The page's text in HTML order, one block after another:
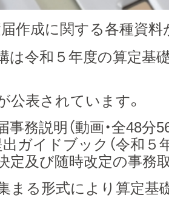
作成に関する各種資
は令和５年度の算定
公表されています。
務説明（動画・全48分56
ガイドブック（令和５年
定及び随時改定の事務
まる形式により算定基